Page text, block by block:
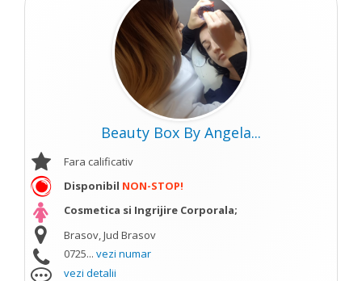
Beauty Box By Angela...
Fara calificativ
Disponibil NON-STOP!
Cosmetica si Ingrijire Corporala;
Brasov, Jud Brasov
0725... vezi numar
vezi detalii